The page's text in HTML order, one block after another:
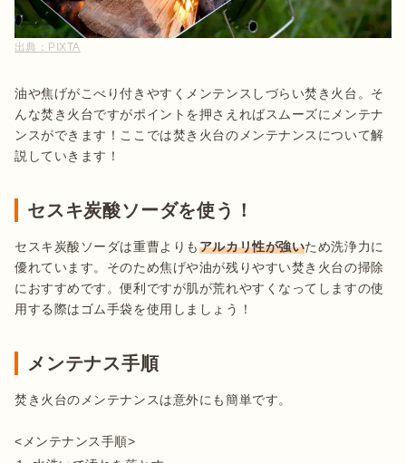
出典： PIXTA
油や焦げがこべり付きやすくメンテンスしづらい焚き火台。そ
んな焚き火台ですがポイントを押さえればスムーズにメンテナ
ンスができます！ここでは焚き火台のメンテナンスについて解
説していきます！
セスキ炭酸ソーダを使う！
セスキ炭酸ソーダは重曹よりもアルカリ性が強いため洗浄力に
優れています。そのため焦げや油が残りやすい焚き火台の掃除
におすすめです。便利ですが肌が荒れやすくなってしますの使
用する際はゴム手袋を使用しましょう！
メンテナス手順
焚き火台のメンテナンスは意外にも簡単です。